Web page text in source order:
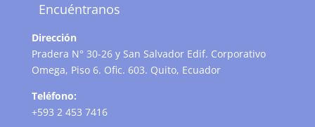
Encuéntranos
Dirección
Pradera N° 30-26 y San Salvador Edif. Corporativo
Omega, Piso 6. Ofic. 603. Quito, Ecuador
Teléfono:
+593 2 453 7416